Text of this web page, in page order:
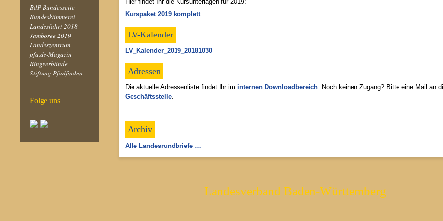
BdP Bundesseite
Bundeskämmerei
Landesfahrt 2018
Jamboree 2019
Landeszentrum
pfa.de-Magazin
Ringverbände
Stiftung Pfadfinden
Folge uns
Hier findet Ihr die Kursunterlagen für 2019:
Kurspaket 2019 komplett
LV-Kalender
LV_Kalender_2019_20181030
Adressen
Die aktuelle Adressenliste findet Ihr im internen Downloadbereich. Noch keinen Zugang? Bitte eine Mail an
Geschäftsstelle.
Archiv
Alle Landesrundbriefe …
Landesverband Baden-Württemberg